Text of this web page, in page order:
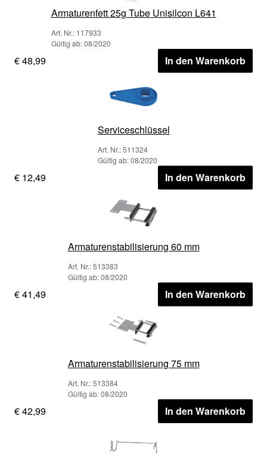
Armaturenfett 25g Tube Unisilcon L641
Art. Nr.: 117933
Gültig ab: 08/2020
€ 48,99 In den Warenkorb
Serviceschlüssel
Art. Nr.: 511324
Gültig ab: 08/2020
€ 12,49 In den Warenkorb
Armaturenstabilisierung 60 mm
Art. Nr.: 513383
Gültig ab: 08/2020
€ 41,49 In den Warenkorb
Armaturenstabilisierung 75 mm
Art. Nr.: 513384
Gültig ab: 08/2020
€ 42,99 In den Warenkorb